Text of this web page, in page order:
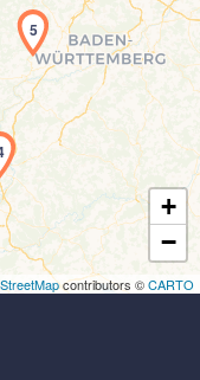
5
+
−
contributors ©CARTO